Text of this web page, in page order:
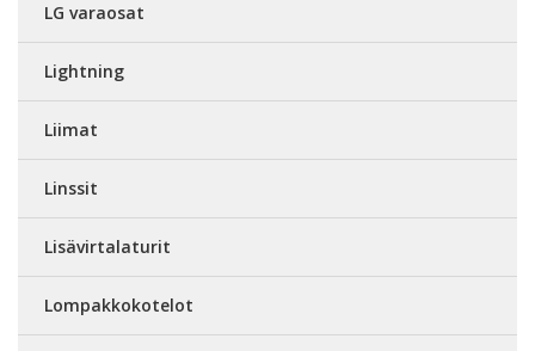
LG varaosat
Lightning
Liimat
Linssit
Lisävirtalaturit
Lompakkokotelot